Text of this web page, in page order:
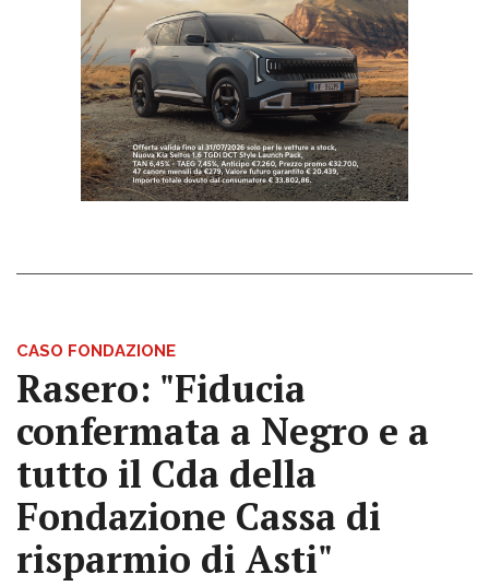
CASO FONDAZIONE
Rasero: "Fiducia
confermata a Negro e a
tutto il Cda della
Fondazione Cassa di
risparmio di Asti"